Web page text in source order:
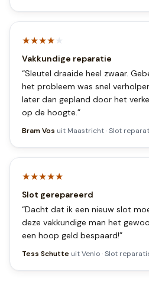
★★★★★
Vakkundige reparatie
“Sleutel draaide heel zwaar.
het probleem was snel
later dan gepland door het
op de hoogte.”
Bram Vos uit Maastricht·Slot
★★★★★
Slot gerepareerd
“Dacht dat ik een nieuw slot
deze vakkundige man het
een hoop geld bespaard!”
Tess Schutte uitVenlo·Slot